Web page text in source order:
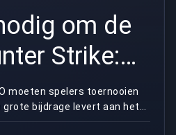
om de
Strike:
zijn?
moeten spelers toernooien
grote bijdrage levert aan het
hun doel te bereiken, w...